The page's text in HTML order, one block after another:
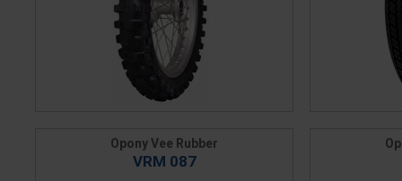
Opony Vee Rubber
VRM 087